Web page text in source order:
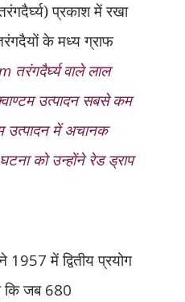
प्रकाश में रखा
के मध्य ग्राफ
तरंगदैर्घ्य वाले लाल
उत्पादन सबसे कम
उत्पादन में अचानक
को उन्होंने रेड ड्राप
1957 में द्वितीय प्रयोग
कि जब 680